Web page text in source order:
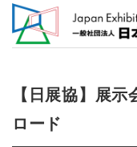
【日展協】展
ロード